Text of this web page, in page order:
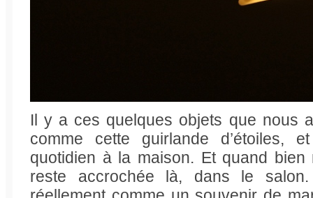
Il y a ces quelques objets que nous
comme cette guirlande d’étoiles,
quotidien à la maison. Et quand
reste accrochée là, dans le